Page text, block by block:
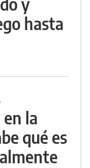
hasta
la
qué es